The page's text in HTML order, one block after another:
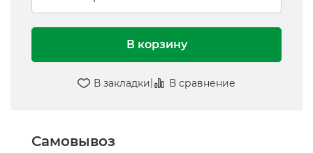
В корзину
В закладки| В сравнение
Самовывоз